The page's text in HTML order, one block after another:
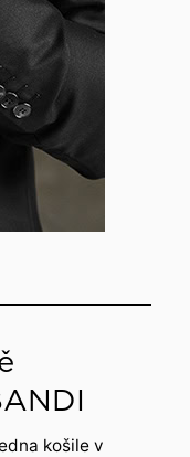
košile v